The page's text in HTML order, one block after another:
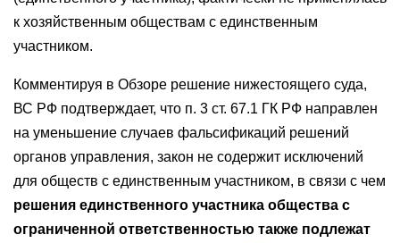
к хозяйственным обществам с единственным
участником.
Комментируя в Обзоре решение нижестоящего суда,
ВС РФ подтверждает, что п. 3 ст. 67.1 ГК РФ направлен
на уменьшение случаев фальсификаций решений
органов управления, закон не содержит исключений
для обществ с единственным участником, в связи с чем
решения единственного участника общества с
ограниченной ответственностью также подлежат